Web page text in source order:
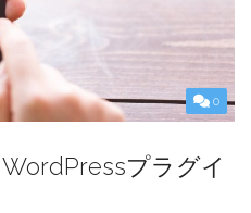
0
プラグイ